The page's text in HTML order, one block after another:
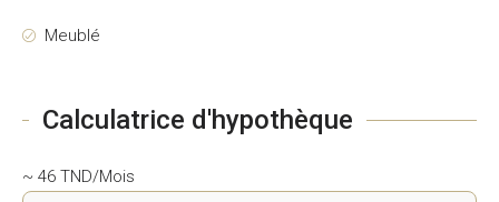
Meublé
Calculatrice d'hypothèque
~ 46 TND/Mois